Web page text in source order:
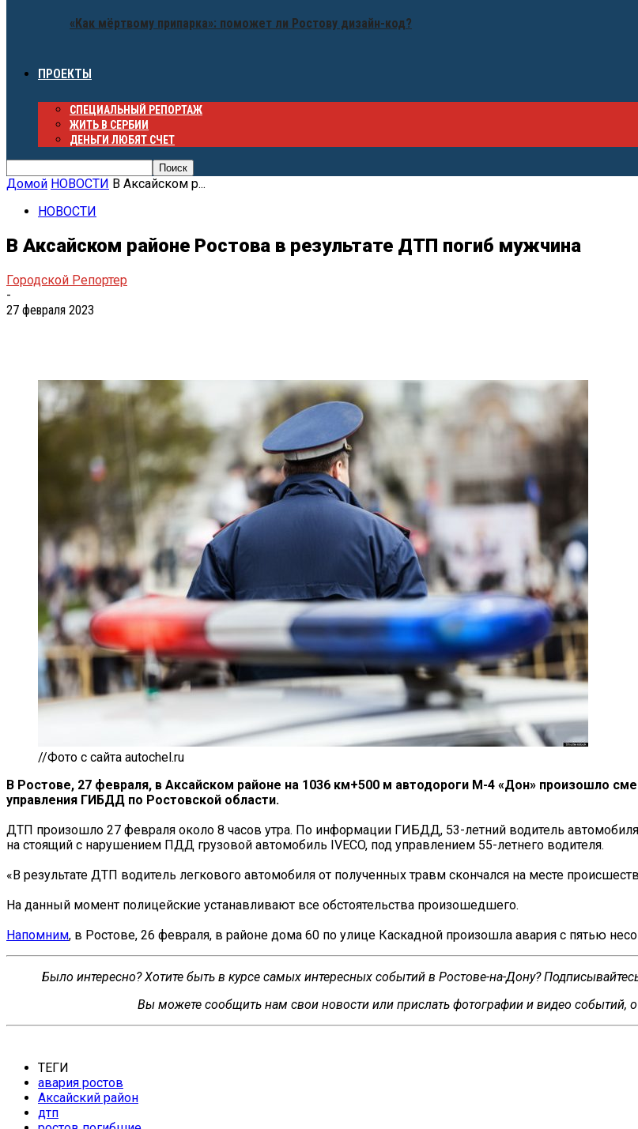
«Как мёртвому припарка»: поможет ли Ростову дизайн-код?
ПРОЕКТЫ
СПЕЦИАЛЬНЫЙ РЕПОРТАЖ
ЖИТЬ В СЕРБИИ
ДЕНЬГИ ЛЮБЯТ СЧЕТ
Домой НОВОСТИ В Аксайском р...
НОВОСТИ
В Аксайском районе Ростова в результате ДТП погиб мужчина
Городской Репортер
-
27 февраля 2023
//Фото с сайта autochel.ru
В Ростове, 27 февраля, в Аксайском районе на 1036 км+500 м автодороги М-4 «Дон» произошло
управления ГИБДД по Ростовской области.
ДТП произошло 27 февраля около 8 часов утра. По информации ГИБДД, 53-летний водитель автомобиля
на стоящий с нарушением ПДД грузовой автомобиль IVECO, под управлением 55-летнего водителя.
«В результате ДТП водитель легкового автомобиля от полученных травм скончался на месте
На данный момент полицейские устанавливают все обстоятельства произошедшего.
Напомним, в Ростове, 26 февраля, в районе дома 60 по улице Каскадной произошла авария с пятью
Было интересно? Хотите быть в курсе самых интересных событий в Ростове-на-Дону?
Вы можете сообщить нам свои новости или прислать фотографии и видео событий,
ТЕГИ
авария ростов
Аксайский район
дтп